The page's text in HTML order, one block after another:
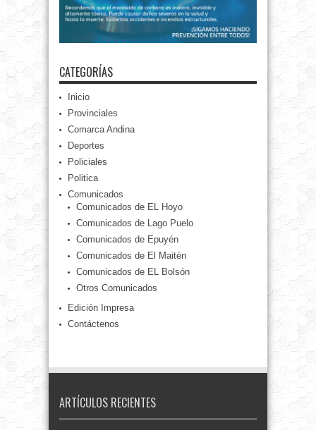
CATEGORÍAS
Inicio
Provinciales
Comarca Andina
Deportes
Policiales
Politica
Comunicados
Comunicados de EL Hoyo
Comunicados de Lago Puelo
Comunicados de Epuyén
Comunicados de El Maitén
Comunicados de EL Bolsón
Otros Comunicados
Edición Impresa
Contáctenos
ARTÍCULOS RECIENTES